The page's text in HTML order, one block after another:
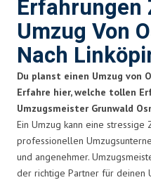
Erfahrungen
Umzug Von
Nach
Du planst einen Umzug von
Erfahre hier, welche tollen
Umzugsmeister Grunwald
Ein Umzug kann eine
professionellen
und angenehmer.
der richtige Partner für deinen